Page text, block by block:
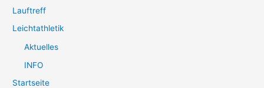
Lauftreff
Leichtathletik
Aktuelles
INFO
Startseite